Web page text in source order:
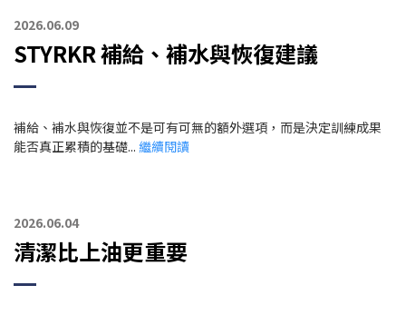
2026.06.09
STYRKR 補給、補水與恢復建議
補給、補水與恢復並不是可有可無的額外選項，而是決定訓練成果
能否真正累積的基礎... 繼續閱讀
2026.06.04
清潔比上油更重要